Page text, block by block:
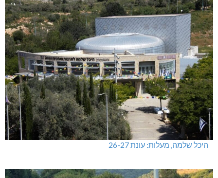
היכל שלמה, מעלות: עונת 26-27